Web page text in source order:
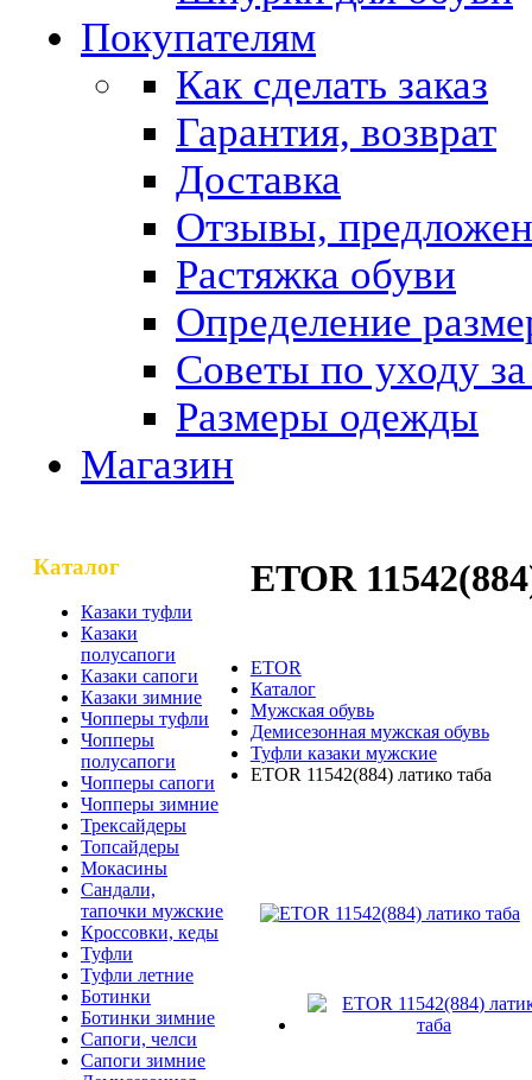
Покупателям
Как сделать заказ
Гарантия, возврат
Доставка
Отзывы,
Растяжка обуви
Определение
Советы по уходу
Размеры одежды
Магазин
Каталог
Казаки туфли
Казаки
полусапоги
Казаки сапоги
Казаки зимние
Чопперы туфли
Чопперы
полусапоги
Чопперы сапоги
Чопперы зимние
Трексайдеры
Топсайдеры
Мокасины
Сандали,
тапочки мужские
Кроссовки, кеды
Туфли
Туфли летние
Ботинки
Ботинки зимние
Сапоги, челси
Сапоги зимние
ETOR
ETOR
Каталог
Мужская обувь
Демисезонная мужская обувь
Туфли казаки мужские
ETOR 11542(884) латико таба